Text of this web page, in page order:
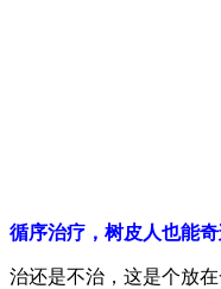
循序治疗，树皮人也能
治还是不治，这是个放